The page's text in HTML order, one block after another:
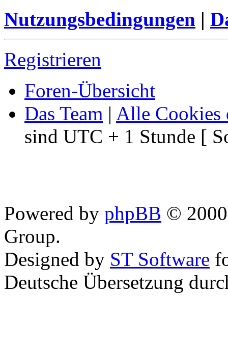
Nutzungsbedingungen |
Registrieren
Foren-Übersicht
Das Team | Alle Cookies
sind UTC + 1 Stunde [
Powered by phpBB ©
Group.
Designed by ST Software
Deutsche Übersetzung